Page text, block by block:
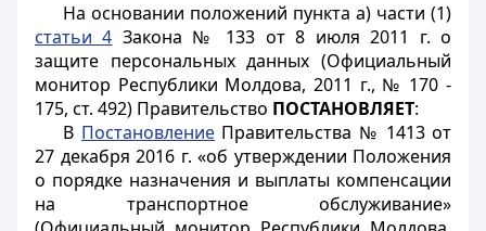
На основании положений пункта a) части (1)
статьи 4 Закона № 133 от 8 июля 2011 г. о
защите персональных данных (Официальный
монитор Республики Молдова, 2011 г., № 170 -
175, ст. 492) Правительство ПОСТАНОВЛЯЕТ:
В ПостановлениеПравительства № 1413 от
27 декабря 2016 г. «об утверждении Положения
о порядке назначения и выплаты компенсации
на транспортное обслуживание»